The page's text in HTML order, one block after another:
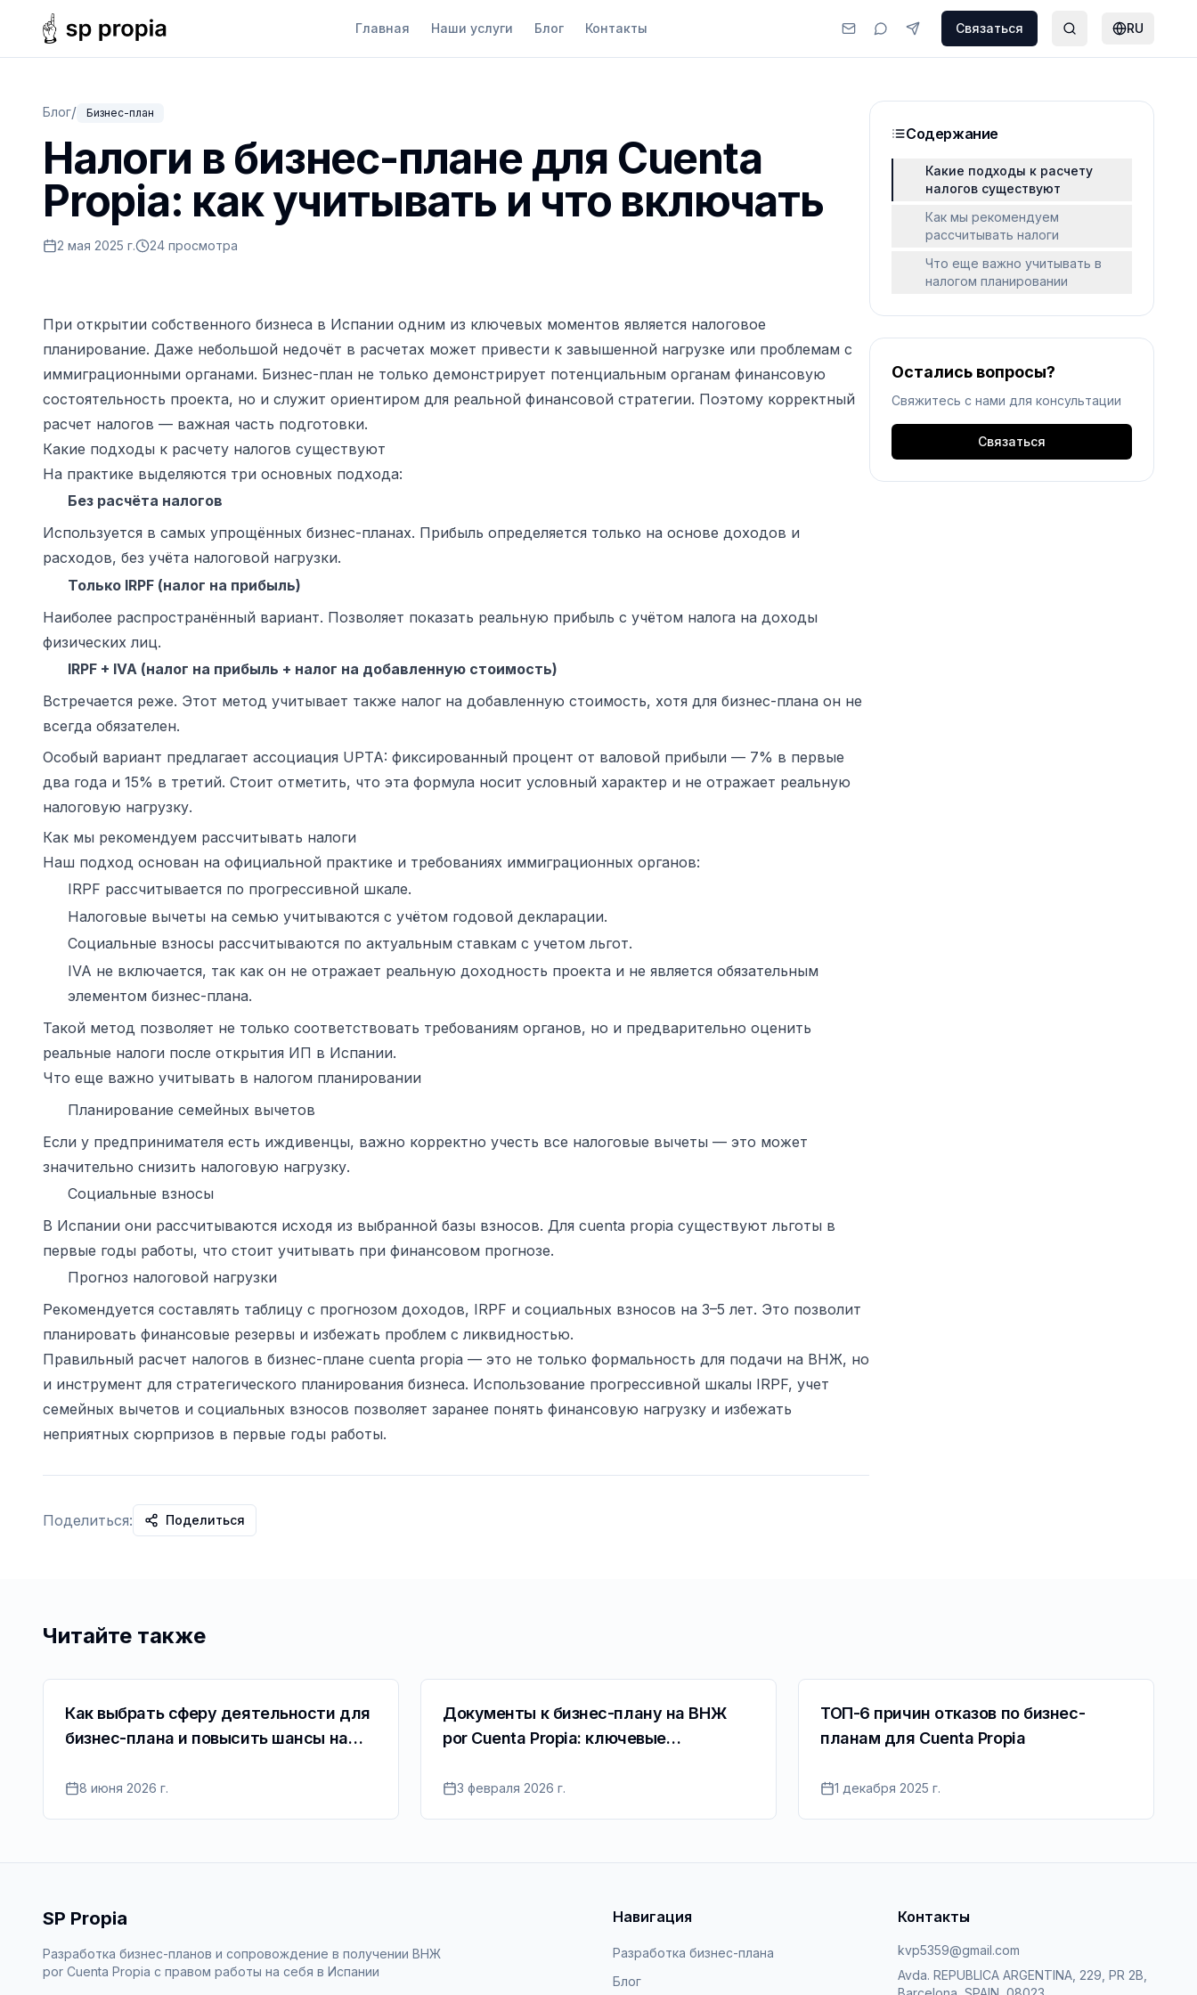
Главная Наши услуги Блог Контакты Связаться RU
Блог/ Бизнес-план
Налоги в бизнес-плане для Сuenta
Propia: как учитывать и что включать
2 мая 2025 г. 24 просмотра
При открытии собственного бизнеса в Испании одним из ключевых моментов является налоговое
планирование. Даже небольшой недочёт в расчетах может привести к завышенной нагрузке или проблемам с
иммиграционными органами. Бизнес-план не только демонстрирует потенциальным органам финансовую
состоятельность проекта, но и служит ориентиром для реальной финансовой стратегии. Поэтому корректный
расчет налогов — важная часть подготовки.
Какие подходы к расчету налогов существуют
На практике выделяются три основных подхода:
Без расчёта налогов
Используется в самых упрощённых бизнес-планах. Прибыль определяется только на основе доходов и
расходов, без учёта налоговой нагрузки.
Только IRPF (налог на прибыль)
Наиболее распространённый вариант. Позволяет показать реальную прибыль с учётом налога на доходы
физических лиц.
IRPF + IVA (налог на прибыль + налог на добавленную стоимость)
Встречается реже. Этот метод учитывает также налог на добавленную стоимость, хотя для бизнес-плана он не
всегда обязателен.
Особый вариант предлагает ассоциация UPTA: фиксированный процент от валовой прибыли — 7% в первые
два года и 15% в третий. Стоит отметить, что эта формула носит условный характер и не отражает реальную
налоговую нагрузку.
Как мы рекомендуем рассчитывать налоги
Наш подход основан на официальной практике и требованиях иммиграционных органов:
IRPF рассчитывается по прогрессивной шкале.
Налоговые вычеты на семью учитываются с учётом годовой декларации.
Социальные взносы рассчитываются по актуальным ставкам с учетом льгот.
IVA не включается, так как он не отражает реальную доходность проекта и не является обязательным
элементом бизнес-плана.
Такой метод позволяет не только соответствовать требованиям органов, но и предварительно оценить
реальные налоги после открытия ИП в Испании.
Что еще важно учитывать в налогом планировании
Планирование семейных вычетов
Если у предпринимателя есть иждивенцы, важно корректно учесть все налоговые вычеты — это может
значительно снизить налоговую нагрузку.
Социальные взносы
В Испании они рассчитываются исходя из выбранной базы взносов. Для cuenta propia существуют льготы в
первые годы работы, что стоит учитывать при финансовом прогнозе.
Прогноз налоговой нагрузки
Рекомендуется составлять таблицу с прогнозом доходов, IRPF и социальных взносов на 3–5 лет. Это позволит
планировать финансовые резервы и избежать проблем с ликвидностью.
Правильный расчет налогов в бизнес-плане cuenta propia — это не только формальность для подачи на ВНЖ, но
и инструмент для стратегического планирования бизнеса. Использование прогрессивной шкалы IRPF, учет
семейных вычетов и социальных взносов позволяет заранее понять финансовую нагрузку и избежать
неприятных сюрпризов в первые годы работы.
Поделиться: Поделиться
Содержание
Какие подходы к расчету
налогов существуют
Как мы рекомендуем
рассчитывать налоги
Что еще важно учитывать в
налогом планировании
Остались вопросы?
Свяжитесь с нами для консультации
Связаться
Читайте также
Как выбрать сферу деятельности для
бизнес-плана и повысить шансы на
8 июня 2026 г.
Документы к бизнес-плану на ВНЖ
por Cuenta Propia: ключевые
3 февраля 2026 г.
ТОП-6 причин отказов по бизнес-
планам для Cuenta Propia
1 декабря 2025 г.
SP Propia
Разработка бизнес-планов и сопровождение в получении ВНЖ
por Cuenta Propia c правом работы на себя в Испании
Навигация
Разработка бизнес-плана
Блог
Контакты
kvp5359@gmail.com
Avda. REPUBLICA ARGENTINA, 229, PR 2B,